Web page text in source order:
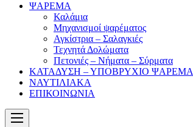
ΨΑΡΕΜΑ
Καλάμια
Μηχανισμοί ψαρέματος
Αγκίστρια – Σαλαγκιές
Τεχνητά Δολώματα
Πετονιές – Νήματα – Σύρματα
ΚΑΤΑΔΥΣΗ – ΥΠΟΒΡΥΧΙΟ ΨΑΡΕΜΑ
ΝΑΥΤΙΛΙΑΚΑ
ΕΠΙΚΟΙΝΩΝΙΑ